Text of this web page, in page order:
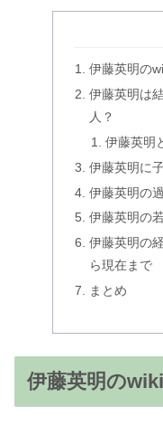
伊藤英明の
伊藤英明は
人？
伊藤英明
伊藤英明に
伊藤英明の
伊藤英明の
伊藤英明の
ら現在まで
まとめ
伊藤英明の